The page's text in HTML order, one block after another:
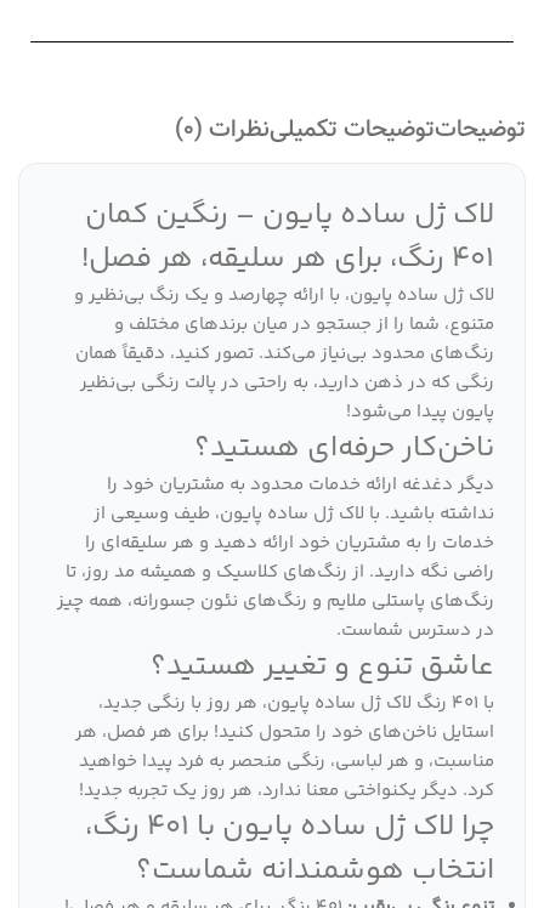
توضیحاتتوضیحات تکمیلینظرات (0)
لاک ژل ساده پایون – رنگین کمان
401 رنگ، برای هر سلیقه، هر فصل!
لاک ژل ساده پایون، با ارائه چهارصد و یک رنگ بی‌نظیر و
متنوع، شما را از جستجو در میان برندهای مختلف و
رنگ‌های محدود بی‌نیاز می‌کند. تصور کنید، دقیقاً همان
رنگی که در ذهن دارید، به راحتی در پالت رنگی بی‌نظیر
پایون پیدا می‌شود!
ناخن‌کار حرفه‌ای هستید؟
دیگر دغدغه ارائه خدمات محدود به مشتریان خود را
نداشته باشید. با لاک ژل ساده پایون، طیف وسیعی از
خدمات را به مشتریان خود ارائه دهید و هر سلیقه‌ای را
راضی نگه دارید. از رنگ‌های کلاسیک و همیشه مد روز، تا
رنگ‌های پاستلی ملایم و رنگ‌های نئون جسورانه، همه چیز
در دسترس شماست.
عاشق تنوع و تغییر هستید؟
با 401 رنگ لاک ژل ساده پایون، هر روز با رنگی جدید،
استایل ناخن‌های خود را متحول کنید! برای هر فصل، هر
مناسبت، و هر لباسی، رنگی منحصر به فرد پیدا خواهید
کرد. دیگر یکنواختی معنا ندارد، هر روز یک تجربه جدید!
چرا لاک ژل ساده پایون با 401 رنگ،
انتخاب هوشمندانه شماست؟